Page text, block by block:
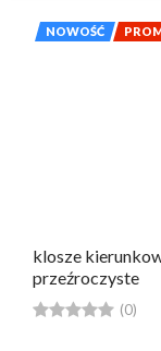
NOWOŚĆ
klosze
przeźroczyste
 (0)